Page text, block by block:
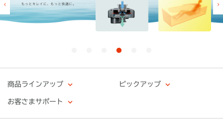
商品ラインアップ ピックアップ
お客さまサポート